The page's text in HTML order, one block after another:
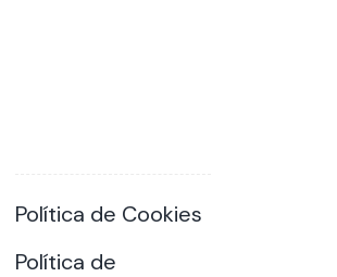
Política de Cookies
Política de